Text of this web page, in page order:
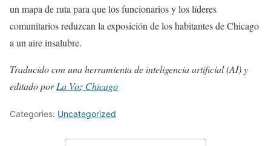
un mapa de ruta para que los funcionarios y los líderes
comunitarios reduzcan la exposición de los habitantes de Chicago
a un aire insalubre.
Traducido con una herramienta de inteligencia artificial (AI) y
editado porLa Voz Chicago
Categories: Uncategorized